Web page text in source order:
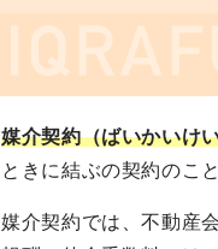
媒介契約（ばいかいけ
ときに結ぶの契約のこ
媒介契約では、不動産